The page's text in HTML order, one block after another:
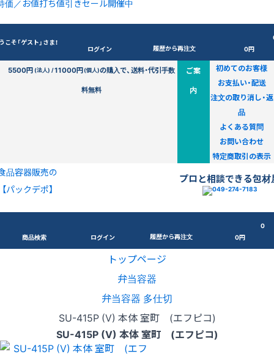
価／お値打ち値引きセール開催中
こそ「ゲスト」さま！
ログイン 履歴から再注文
0円
5500円(法人) /11000円(個人)の購入で、送料・代引手数
料無料
ご案
内
初めてのお客様
お支払い・配送
注文の取り消し・返
品
よくある質問
お問い合わせ
特定商取引の表示
品容器販売の
【パックデポ】
プロと相談できる包材
商品検索 ログイン 履歴から再注文
0
0円
トップページ
弁当容器
弁当容器 多仕切
SU-415P (V) 本体 室町 (エフピコ)
SU-415P (V) 本体 室町 (エフピコ)